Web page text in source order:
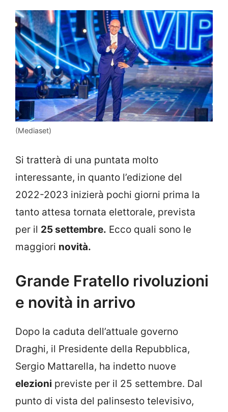
(Mediaset)
Si tratterà di una puntata molto
interessante, in quanto l’edizione del
2022-2023 inizierà pochi giorni prima la
tanto attesa tornata elettorale, prevista
per il 25 settembre. Ecco quali sono le
maggiori novità.
Grande Fratello rivoluzioni
e novità in arrivo
Dopo la caduta dell’attuale governo
Draghi, il Presidente della Repubblica,
Sergio Mattarella, ha indetto nuove
elezioni previste per il 25 settembre. Dal
punto di vista del palinsesto televisivo,